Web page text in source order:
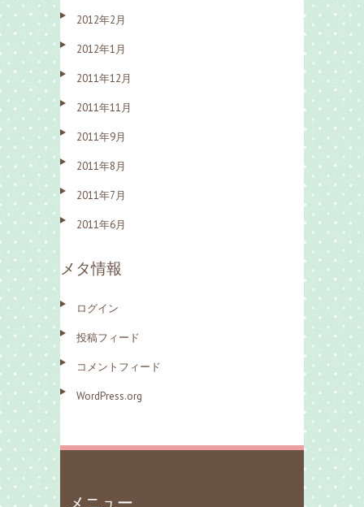
2012年2月
2012年1月
2011年12月
2011年11月
2011年9月
2011年8月
2011年7月
2011年6月
メタ情報
ログイン
投稿フィード
コメントフィード
WordPress.org